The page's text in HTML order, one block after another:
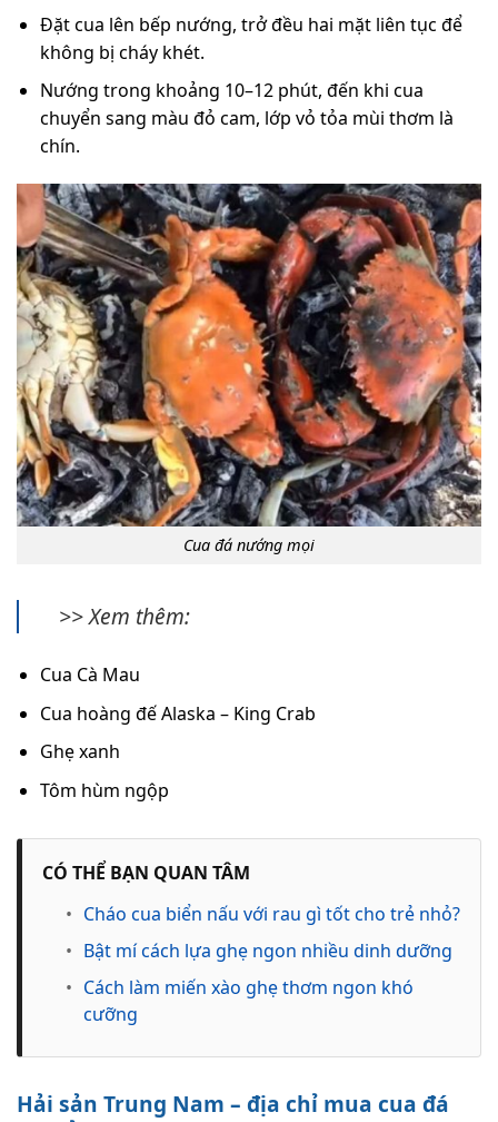
Đặt cua lên bếp nướng, trở đều hai mặt liên tục để
không bị cháy khét.
Nướng trong khoảng 10–12 phút, đến khi cua
chuyển sang màu đỏ cam, lớp vỏ tỏa mùi thơm là
chín.
Cua đá nướng mọi
>> Xem thêm:
Cua Cà Mau
Cua hoàng đế Alaska – King Crab
Ghẹ xanh
Tôm hùm ngộp
CÓ THỂ BẠN QUAN TÂM
• Cháo cua biển nấu với rau gì tốt cho trẻ nhỏ?
• Bật mí cách lựa ghẹ ngon nhiều dinh dưỡng
• Cách làm miến xào ghẹ thơm ngon khó
cưỡng
Hải sản Trung Nam – địa chỉ mua cua đá